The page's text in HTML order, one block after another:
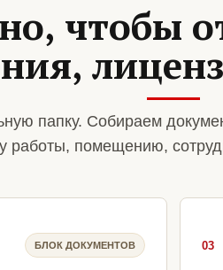
чтобы
папку. Собираем
работы, помещению,
БЛОК ДОКУМЕНТОВ 03